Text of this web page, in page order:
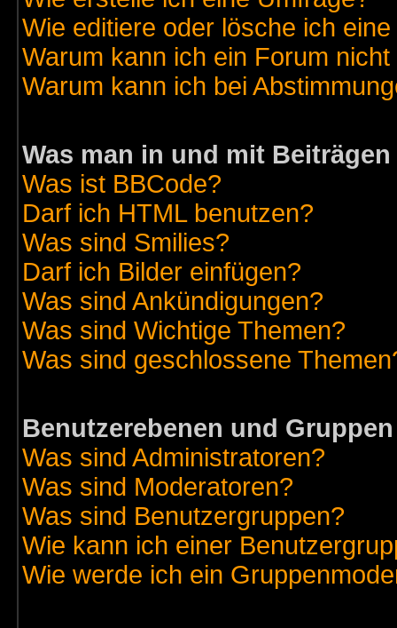
Wie editiere oder lösche ich
Warum kann ich ein Forum
Warum kann ich bei
Was man in und mit
Was ist BBCode?
Darf ich HTML benutzen?
Was sind Smilies?
Darf ich Bilder einfügen?
Was sind Ankündigungen?
Was sind Wichtige Themen?
Was sind geschlossene
Benutzerebenen und Gruppen
Was sind Administratoren?
Was sind Moderatoren?
Was sind Benutzergruppen?
Wie kann ich einer
Wie werde ich ein